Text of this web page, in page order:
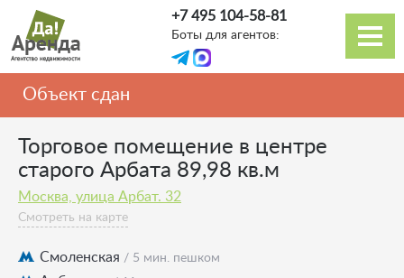
Перейти
основному
содержанию
Основная
навигация
+7 495 104-58-81
Боты для агентов:
Объект сдан
Торговое помещение в центре
старого Арбата 89,98 кв.м
Москва, улица Арбат. 32
Смотреть на карте
Смоленская / 5 мин. пешком